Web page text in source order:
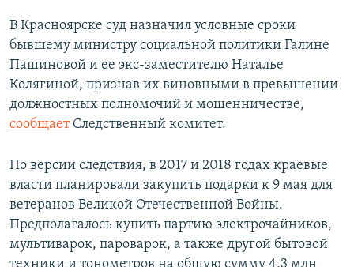
Все сайты РСЕ/РС
В Красноярске суд назначил условные сроки
бывшему министру социальной политики Галине
Пашиновой и ее экс-заместителю Наталье
Колягиной, признав их виновными в превышении
должностных полномочий и мошенничестве,
сообщаетСледственный комитет.
По версии следствия, в 2017 и 2018 годах краевые
власти планировали закупить подарки к 9 мая для
ветеранов Великой Отечественной Войны.
Предполагалось купить партию электрочайников,
мультиварок, пароварок, а также другой бытовой